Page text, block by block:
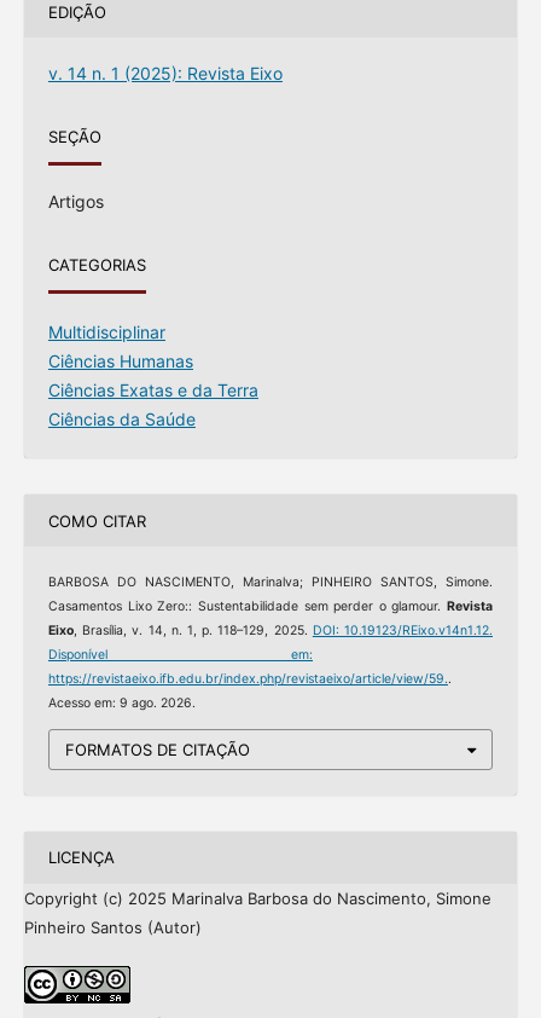
EDIÇÃO
v. 14 n. 1 (2025): Revista Eixo
SEÇÃO
Artigos
CATEGORIAS
Multidisciplinar
Ciências Humanas
Ciências Exatas e da Terra
Ciências da Saúde
COMO CITAR
BARBOSA DO NASCIMENTO, Marinalva; PINHEIRO SANTOS, Simone.
Casamentos Lixo Zero:: Sustentabilidade sem perder o glamour.Revista
Eixo, Brasília, v. 14, n. 1, p. 118–129, 2025. DOI: 10.19123/REixo.v14n1.12.
Disponível em:
https://revistaeixo.ifb.edu.br/index.php/revistaeixo/article/view/59..
Acesso em: 9 ago. 2026.
FORMATOS DE CITAÇÃO
LICENÇA
Copyright (c) 2025 Marinalva Barbosa do Nascimento, Simone
Pinheiro Santos (Autor)